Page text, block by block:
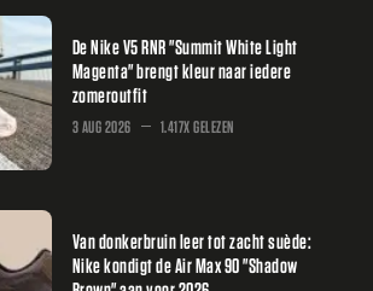
De Nike V5 RNR "Summit White Light
Magenta" brengt kleur naar iedere
zomeroutfit
3 AUG 2026 1.417X GELEZEN
Van donkerbruin leer tot zacht suède:
Nike kondigt de Air Max 90 "Shadow